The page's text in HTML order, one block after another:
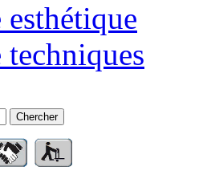
techniques
Chercher